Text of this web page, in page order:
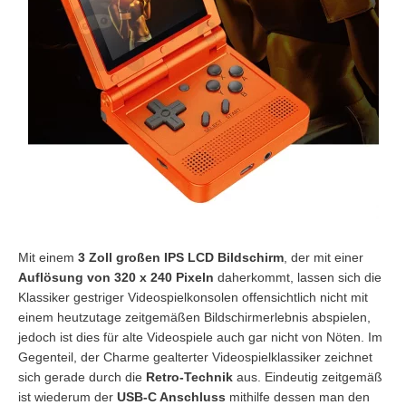
Mit einem 3 Zoll großen IPS LCD Bildschirm , der mit einer
Auflösung von 320 x 240 Pixeln daherkommt, lassen sich die
Klassiker gestriger Videospielkonsolen offensichtlich nicht mit
einem heutzutage zeitgemäßen Bildschirmerlebnis abspielen,
jedoch ist dies für alte Videospiele auch gar nicht von Nöten. Im
Gegenteil, der Charme gealterter Videospielklassiker zeichnet
sich gerade durch die Retro-Technik aus. Eindeutig zeitgemäß
ist wiederum der USB-C Anschluss mithilfe dessen man den